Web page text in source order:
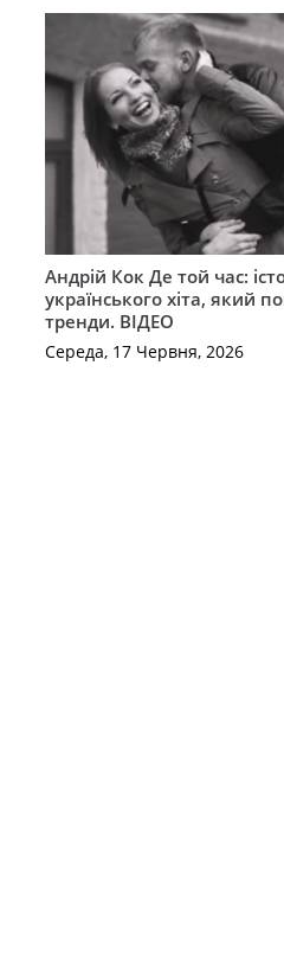
Андрій Кок Де той час:
українського хіта, який
тренди. ВІДЕО
Середа, 17 Червня, 2026